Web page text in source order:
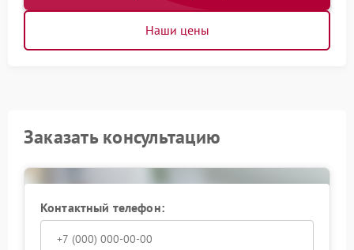
Наши цены
Заказать консультацию
Контактный телефон: